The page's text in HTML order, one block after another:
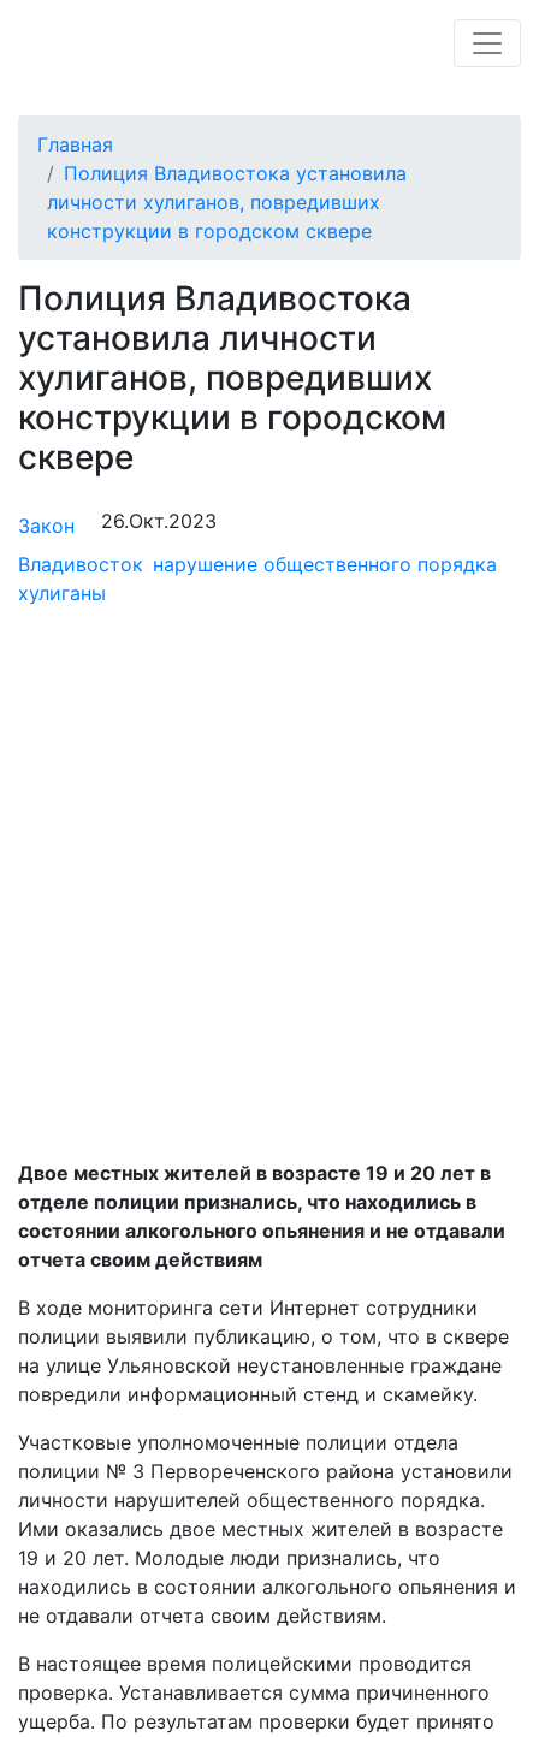
Главная
Полиция Владивостока установила
личности хулиганов, повредивших
конструкции в городском сквере
Полиция Владивостока
установила личности
хулиганов, повредивших
конструкции в городском
сквере
Закон
26.Окт.2023
Владивосток нарушение общественного порядка
хулиганы
Двое местных жителей в возрасте 19 и 20 лет в
отделе полиции признались, что находились в
состоянии алкогольного опьянения и не отдавали
отчета своим действиям
В ходе мониторинга сети Интернет сотрудники
полиции выявили публикацию, о том, что в сквере
на улице Ульяновской неустановленные граждане
повредили информационный стенд и скамейку.
Участковые уполномоченные полиции отдела
полиции № 3 Первореченского района установили
личности нарушителей общественного порядка.
Ими оказались двое местных жителей в возрасте
19 и 20 лет. Молодые люди признались, что
находились в состоянии алкогольного опьянения и
не отдавали отчета своим действиям.
В настоящее время полицейскими проводится
проверка. Устанавливается сумма причиненного
ущерба. По результатам проверки будет принято